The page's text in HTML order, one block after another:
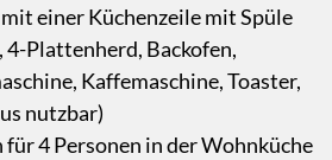
einer Küchenzeile mit Spüle
4-Plattenherd, Backofen,
Kaffemaschine, Toaster,
nutzbar)
für 4 Personen in der Wohnküche